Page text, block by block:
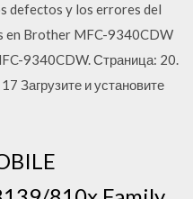
defectos y los errores del
en Brother MFC-9340CDW
9340CDW. Страница: 20.
Загрузите и установите